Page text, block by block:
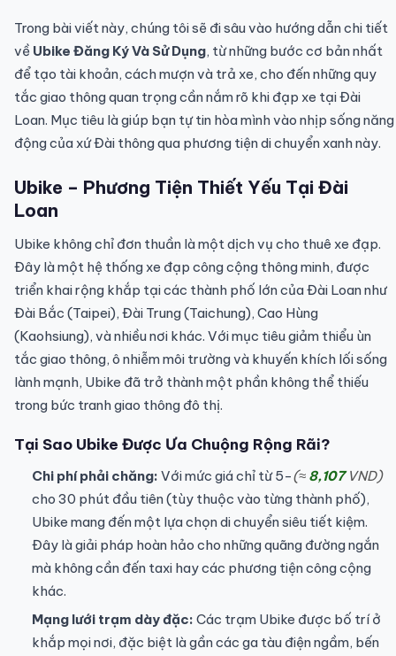
Trong bài viết này, chúng tôi sẽ đi sâu vào hướng dẫn chi tiết
về Ubike Đăng Ký Và Sử Dụng, từ những bước cơ bản nhất
để tạo tài khoản, cách mượn và trả xe, cho đến những quy
tắc giao thông quan trọng cần nắm rõ khi đạp xe tại Đài
Loan. Mục tiêu là giúp bạn tự tin hòa mình vào nhịp sống năng
động của xứ Đài thông qua phương tiện di chuyển xanh này.
Ubike – Phương Tiện Thiết Yếu Tại Đài
Loan
Ubike không chỉ đơn thuần là một dịch vụ cho thuê xe đạp.
Đây là một hệ thống xe đạp công cộng thông minh, được
triển khai rộng khắp tại các thành phố lớn của Đài Loan như
Đài Bắc (Taipei), Đài Trung (Taichung), Cao Hùng
(Kaohsiung), và nhiều nơi khác. Với mục tiêu giảm thiểu ùn
tắc giao thông, ô nhiễm môi trường và khuyến khích lối sống
lành mạnh, Ubike đã trở thành một phần không thể thiếu
trong bức tranh giao thông đô thị.
Tại Sao Ubike Được Ưa Chuộng Rộng Rãi?
Chi phí phải chăng: Với mức giá chỉ từ 5-(≈ 8,107VND)
cho 30 phút đầu tiên (tùy thuộc vào từng thành phố),
Ubike mang đến một lựa chọn di chuyển siêu tiết kiệm.
Đây là giải pháp hoàn hảo cho những quãng đường ngắn
mà không cần đến taxi hay các phương tiện công cộng
khác.
Mạng lưới trạm dày đặc: Các trạm Ubike được bố trí ở
khắp mọi nơi, đặc biệt là gần các ga tàu điện ngầm, bến